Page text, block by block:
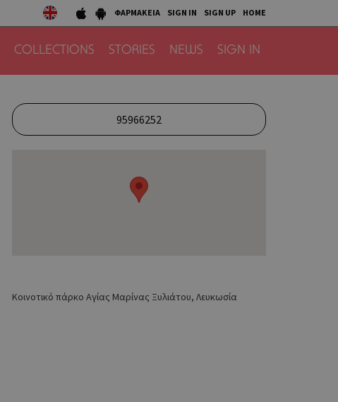
ΦΑΡΜΑΚΕΙΑ SIGN IN SIGN UP HOME
COLLECTIONS STORIES NEWS SIGN IN
95966252
Κοινοτικό πάρκο Αγίας Μαρίνας Ξυλιάτου, Λευκωσία